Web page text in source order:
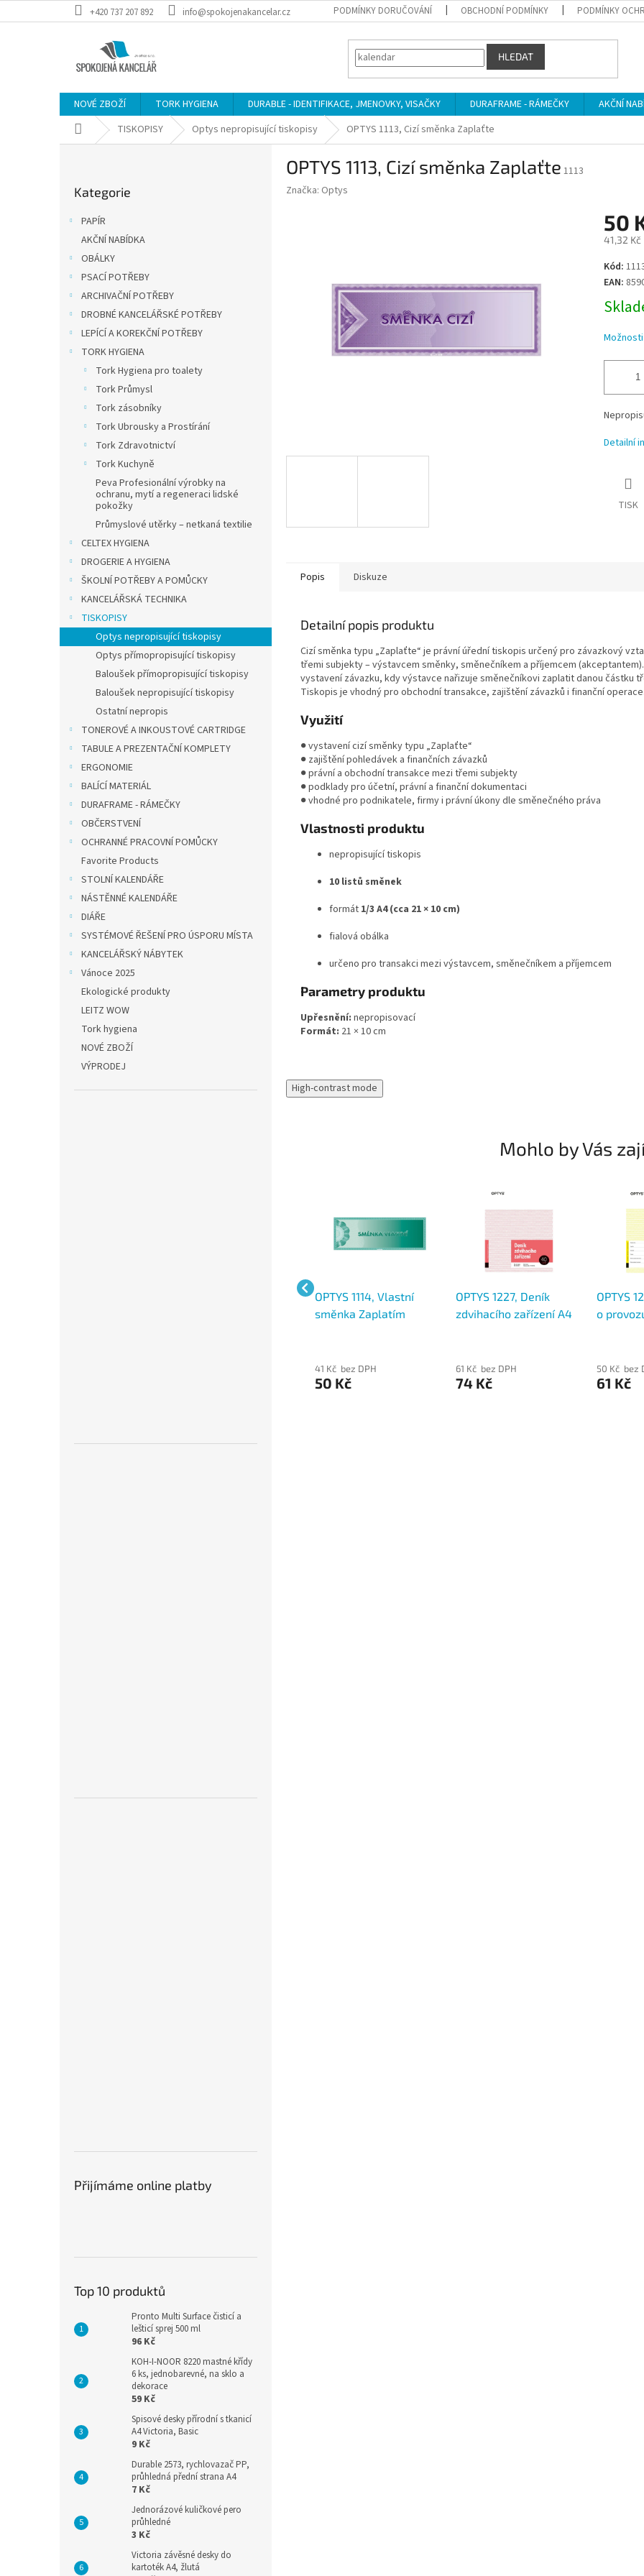
na
+420 737 207 892 info@spokojenakancelar.cz PODMÍNKY DORUČOVÁNÍ OBCHODNÍ PODMÍNKY PODMÍNKY
HLEDAT
NOVÉ ZBOŽÍ TORK HYGIENA DURABLE - IDENTIFIKACE, JMENOVKY, VISAČKY DURAFRAME - RÁMEČKY
AKČNÍ
Domů TISKOPISY Optys nepropisující tiskopisy OPTYS 1113, Cizí směnka Zaplaťte
kategorie
Kategorie
PAPÍR
AKČNÍ NABÍDKA
OBÁLKY
PSACÍ POTŘEBY
ARCHIVAČNÍ POTŘEBY
DROBNÉ KANCELÁŘSKÉ POTŘEBY
LEPÍCÍ A KOREKČNÍ POTŘEBY
TORK HYGIENA
Tork Hygiena pro toalety
Tork Průmysl
Tork zásobníky
Tork Ubrousky a Prostírání
Tork Zdravotnictví
Tork Kuchyně
Peva Profesionální výrobky na
ochranu, mytí a regeneraci lidské
pokožky
Průmyslové utěrky – netkaná textilie
CELTEX HYGIENA
DROGERIE A HYGIENA
ŠKOLNÍ POTŘEBY A POMŮCKY
KANCELÁŘSKÁ TECHNIKA
TISKOPISY
Optys nepropisující tiskopisy
Optys přímopropisující tiskopisy
Baloušek přímopropisující tiskopisy
Baloušek nepropisující tiskopisy
Ostatní nepropis
TONEROVÉ A INKOUSTOVÉ CARTRIDGE
TABULE A PREZENTAČNÍ KOMPLETY
ERGONOMIE
BALÍCÍ MATERIÁL
DURAFRAME - RÁMEČKY
OBČERSTVENÍ
OCHRANNÉ PRACOVNÍ POMŮCKY
Favorite Products
STOLNÍ KALENDÁŘE
NÁSTĚNNÉ KALENDÁŘE
DIÁŘE
SYSTÉMOVÉ ŘEŠENÍ PRO ÚSPORU MÍSTA
KANCELÁŘSKÝ NÁBYTEK
Vánoce 2025
Ekologické produkty
LEITZ WOW
Tork hygiena
NOVÉ ZBOŽÍ
VÝPRODEJ
Přijímáme online platby
Top 10 produktů
Pronto Multi Surface čisticí a
lešticí sprej 500 ml
96 Kč
KOH-I-NOOR 8220 mastné křídy
6 ks, jednobarevné, na sklo a
dekorace
59 Kč
Spisové desky přírodní s tkanicí
A4 Victoria, Basic
9 Kč
Durable 2573, rychlovazač PP,
průhledná přední strana A4
7 Kč
Jednorázové kuličkové pero
průhledné
3 Kč
Victoria závěsné desky do
kartoték A4, žlutá
OPTYS 1113, Cizí směnka Zaplaťte 1113
Značka: Optys
50
41,32 Kč
Měrná
cena:
Kód:
EAN:
Detailní
TISK
Popis Diskuze
Detailní popis produktu
Cizí směnka typu „Zaplaťte“ je právní úřední tiskopis určený pro závazkový
třemi subjekty – výstavcem směnky, směnečníkem a příjemcem
vystavení závazku, kdy výstavce nařizuje směnečníkovi zaplatit danou částku
Tiskopis je vhodný pro obchodní transakce, zajištění závazků i finanční
Využití
● vystavení cizí směnky typu „Zaplaťte“
● zajištění pohledávek a finančních závazků
● právní a obchodní transakce mezi třemi subjekty
● podklady pro účetní, právní a finanční dokumentaci
● vhodné pro podnikatele, firmy i právní úkony dle směnečného práva
Vlastnosti produktu
nepropisující tiskopis
10 listů směnek
formát 1/3 A4 (cca 21 × 10 cm)
fialová obálka
určeno pro transakci mezi výstavcem, směnečníkem a příjemcem
Parametry produktu
Upřesnění: nepropisovací
Formát: 21 × 10 cm
High-contrast mode
Mohlo by Vás
OPTYS 1114, Vlastní
směnka Zaplatím
41 Kč bez DPH
50 Kč
OPTYS 1227, Deník
zdvihacího zařízení A4
61 Kč bez DPH
74 Kč
OPTYS
o
50 Kč bez
61 Kč